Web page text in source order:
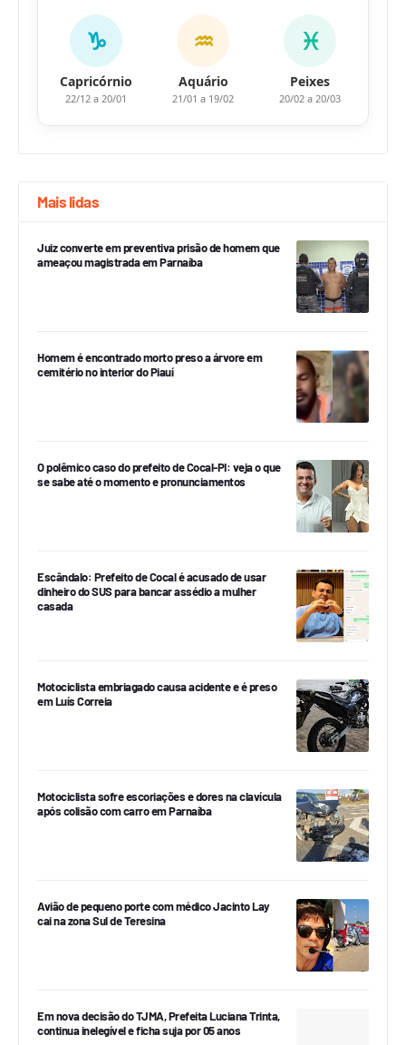
♑
Capricórnio
22/12 a 20/01
♒
Aquário
21/01 a 19/02
♓
Peixes
20/02 a 20/03
Mais lidas
Juiz converte em preventiva prisão de homem que
ameaçou magistrada em Parnaíba
Homem é encontrado morto preso a árvore em
cemitério no interior do Piauí
O polêmico caso do prefeito de Cocal-PI: veja o que
se sabe até o momento e pronunciamentos
Escândalo: Prefeito de Cocal é acusado de usar
dinheiro do SUS para bancar assédio a mulher
casada
Motociclista embriagado causa acidente e é preso
em Luís Correia
Motociclista sofre escoriações e dores na clavícula
após colisão com carro em Parnaíba
Avião de pequeno porte com médico Jacinto Lay
cai na zona Sul de Teresina
Em nova decisão do TJMA, Prefeita Luciana Trinta,
continua inelegível e ficha suja por 05 anos